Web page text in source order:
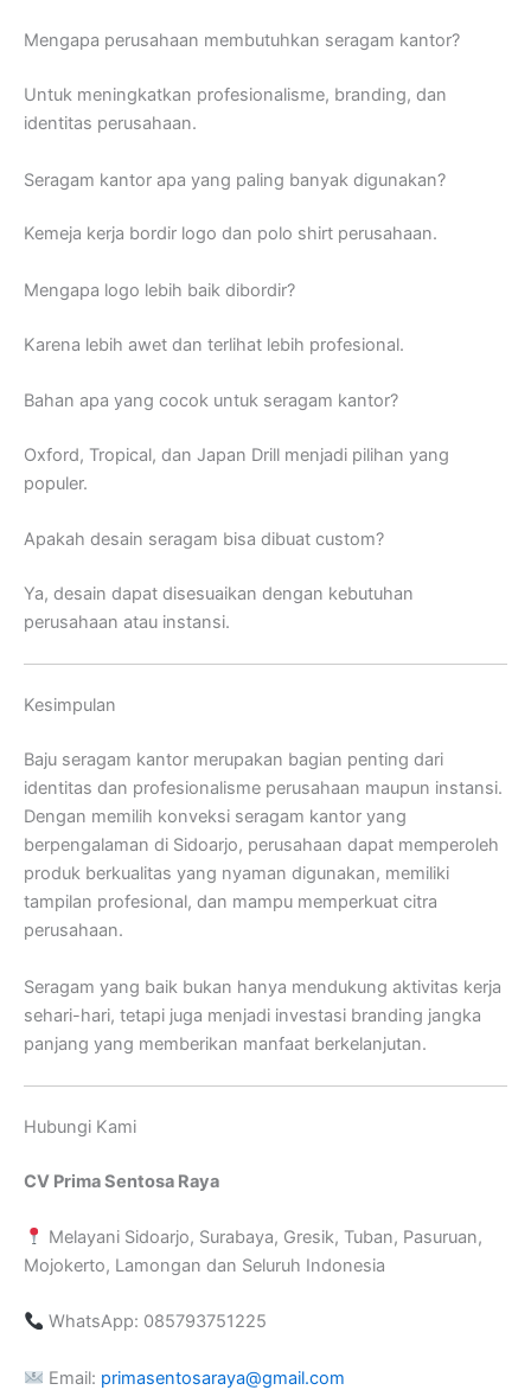
Mengapa perusahaan membutuhkan seragam kantor?
Untuk meningkatkan profesionalisme, branding, dan
identitas perusahaan.
Seragam kantor apa yang paling banyak digunakan?
Kemeja kerja bordir logo dan polo shirt perusahaan.
Mengapa logo lebih baik dibordir?
Karena lebih awet dan terlihat lebih profesional.
Bahan apa yang cocok untuk seragam kantor?
Oxford, Tropical, dan Japan Drill menjadi pilihan yang
populer.
Apakah desain seragam bisa dibuat custom?
Ya, desain dapat disesuaikan dengan kebutuhan
perusahaan atau instansi.
Kesimpulan
Baju seragam kantor merupakan bagian penting dari
identitas dan profesionalisme perusahaan maupun instansi.
Dengan memilih konveksi seragam kantor yang
berpengalaman di Sidoarjo, perusahaan dapat memperoleh
produk berkualitas yang nyaman digunakan, memiliki
tampilan profesional, dan mampu memperkuat citra
perusahaan.
Seragam yang baik bukan hanya mendukung aktivitas kerja
sehari-hari, tetapi juga menjadi investasi branding jangka
panjang yang memberikan manfaat berkelanjutan.
Hubungi Kami
CV Prima Sentosa Raya
Melayani Sidoarjo, Surabaya, Gresik, Tuban, Pasuruan,
Mojokerto, Lamongan dan Seluruh Indonesia
WhatsApp: 085793751225
Email: primasentosaraya@gmail.com